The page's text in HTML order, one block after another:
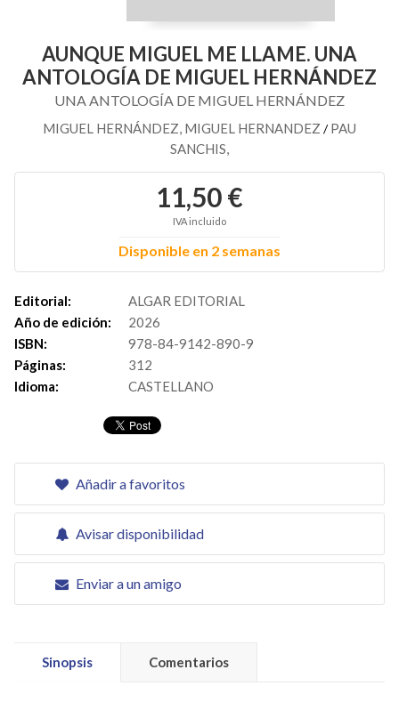
AUNQUE MIGUEL ME LLAME. UNA
ANTOLOGÍA DE MIGUEL HERNÁNDEZ
UNA ANTOLOGÍA DE MIGUEL HERNÁNDEZ
MIGUEL HERNÁNDEZ, MIGUEL HERNANDEZ /PAU
SANCHIS,
11,50 €
IVA incluido
Disponible en 2 semanas
Editorial:
ALGAR EDITORIAL
Año de edición:
2026
ISBN:
978-84-9142-890-9
Páginas:
312
Idioma:
CASTELLANO
Añadir a favoritos
Avisar disponibilidad
Enviar a un amigo
Sinopsis Comentarios